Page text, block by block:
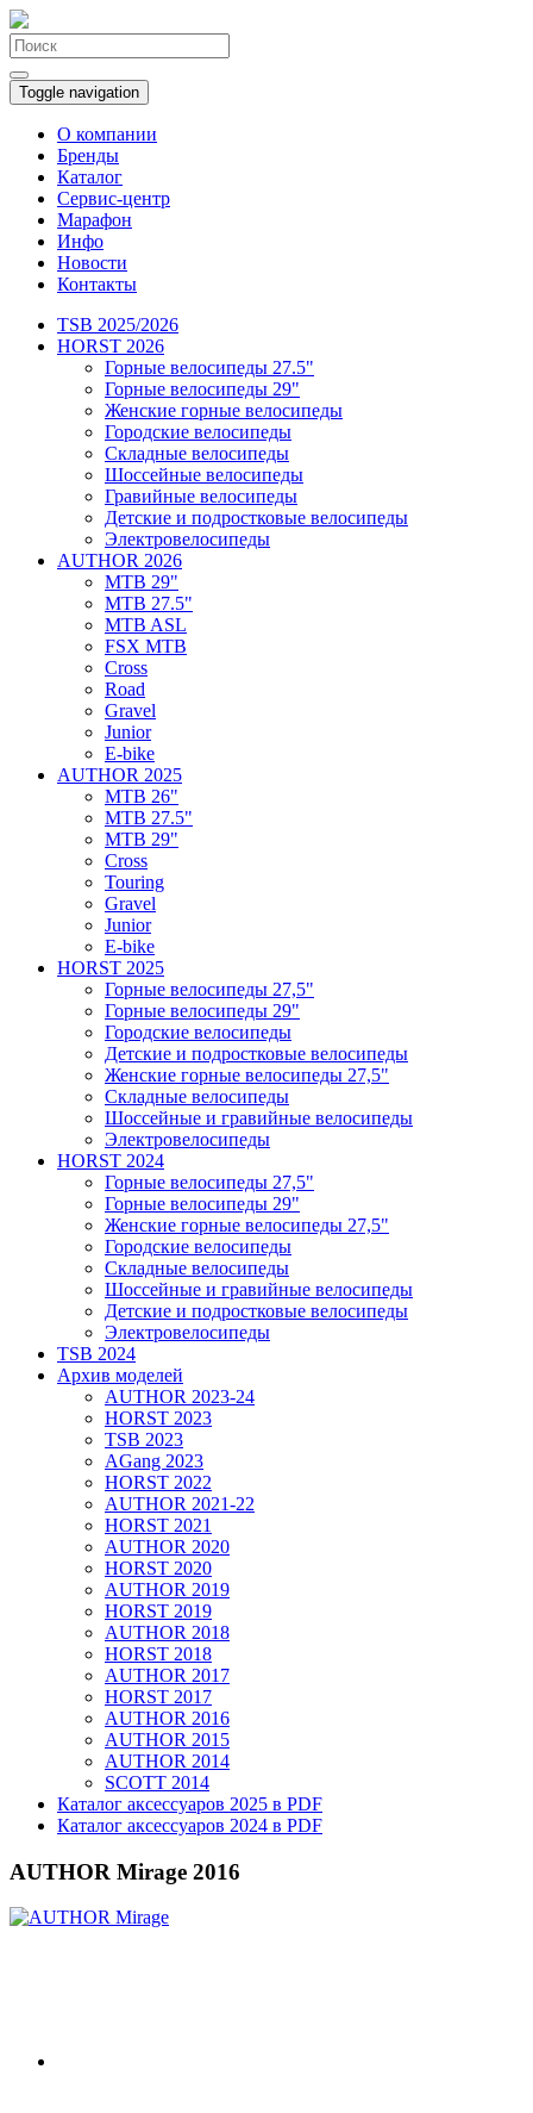
Toggle navigation
О компании
Бренды
Каталог
Сервис-центр
Марафон
Инфо
Новости
Контакты
TSB 2025/2026
HORST 2026
Горные велосипеды 27.5"
Горные велосипеды 29"
Женские горные велосипеды
Городские велосипеды
Складные велосипеды
Шоссейные велосипеды
Гравийные велосипеды
Детские и подростковые велосипеды
Электровелосипеды
AUTHOR 2026
MTB 29"
MTB 27.5"
MTB ASL
FSX MTB
Cross
Road
Gravel
Junior
E-bike
AUTHOR 2025
MTB 26"
MTB 27.5"
MTB 29"
Cross
Touring
Gravel
Junior
E-bike
HORST 2025
Горные велосипеды 27,5"
Горные велосипеды 29"
Городские велосипеды
Детские и подростковые велосипеды
Женские горные велосипеды 27,5"
Складные велосипеды
Шоссейные и гравийные велосипеды
Электровелосипеды
HORST 2024
Горные велосипеды 27,5"
Горные велосипеды 29"
Женские горные велосипеды 27,5"
Городские велосипеды
Складные велосипеды
Шоссейные и гравийные велосипеды
Детские и подростковые велосипеды
Электровелосипеды
TSB 2024
Архив моделей
AUTHOR 2023-24
HORST 2023
TSB 2023
AGang 2023
HORST 2022
AUTHOR 2021-22
HORST 2021
AUTHOR 2020
HORST 2020
AUTHOR 2019
HORST 2019
AUTHOR 2018
HORST 2018
AUTHOR 2017
HORST 2017
AUTHOR 2016
AUTHOR 2015
AUTHOR 2014
SCOTT 2014
Каталог аксессуаров 2025 в PDF
Каталог аксессуаров 2024 в PDF
AUTHOR Mirage 2016